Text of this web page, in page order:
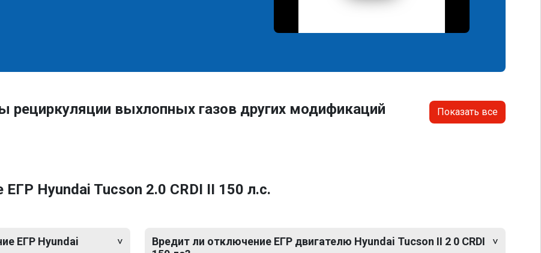
рециркуляции выхлопных газов других модификаций
Показать все
Hyundai Tucson 2.0 CRDI II 150 л.с.
ЕГР Hyundai
Вредит ли отключение ЕГР двигателю Hyundai Tucson II 2 0 CRDI